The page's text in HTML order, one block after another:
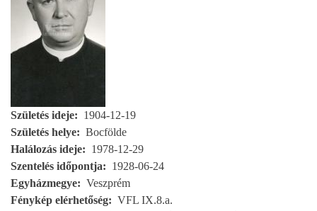
Születés ideje
1904-12-19
Születés helye
Bocfölde
Halálozás ideje
1978-12-29
Szentelés időpontja
1928-06-24
Egyházmegye
Veszprém
Fénykép elérhetőség
VFL IX.8.a.